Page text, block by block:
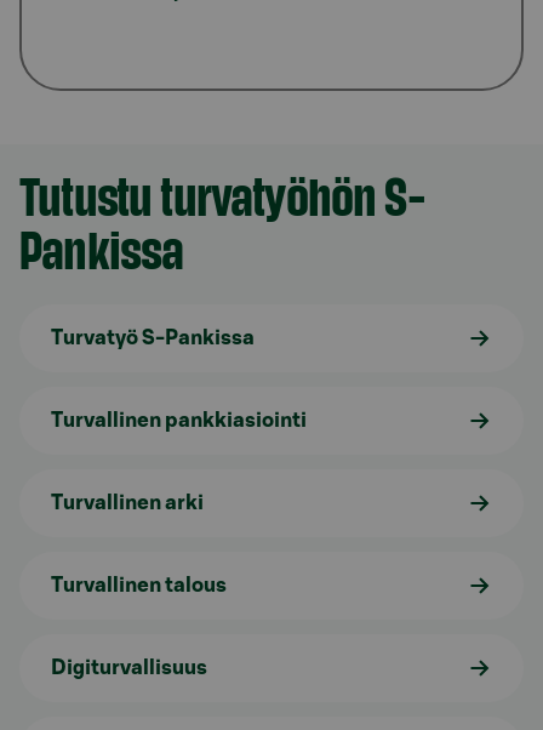
Tutustu turvatyöhön S-
Pankissa
Turvatyö S-Pankissa
Turvallinen pankkiasiointi
Turvallinen arki
Turvallinen talous
Digiturvallisuus